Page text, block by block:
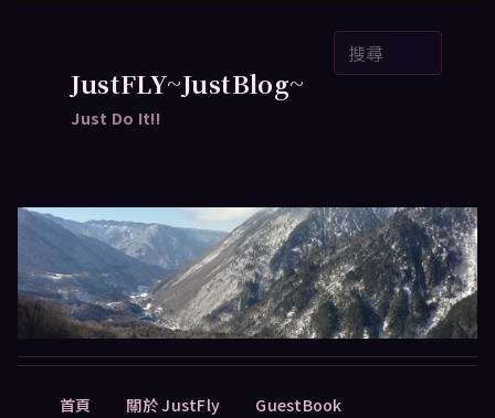
JustFLY~JustBlog~
Just Do It!!
首頁 關於 JustFly GuestBook